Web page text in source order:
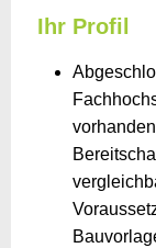
Ihr Profil